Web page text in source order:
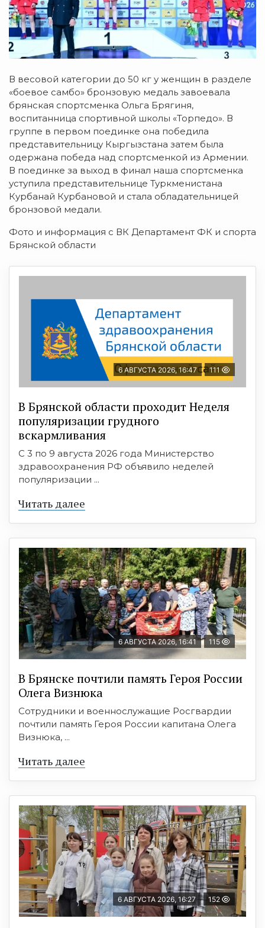
В весовой категории до 50 кг у женщин в разделе
«боевое самбо» бронзовую медаль завоевала
брянская спортсменка Ольга Брягиня,
воспитанница спортивной школы «Торпедо». В
группе в первом поединке она победила
представительницу Кыргызстана затем была
одержана победа над спортсменкой из Армении.
В поединке за выход в финал наша спортсменка
уступила представительнице Туркменистана
Курбанай Курбановой и стала обладательницей
бронзовой медали.
Фото и информация с ВК Департамент ФК и спорта
Брянской области
6 АВГУСТА 2026, 16:47 111
В Брянской области проходит Неделя
популяризации грудного
вскармливания
С 3 по 9 августа 2026 года Министерство
здравоохранения РФ объявило неделей
популяризации ...
Читать далее
6 АВГУСТА 2026, 16:41 115
В Брянске почтили память Героя России
Олега Визнюка
Сотрудники и военнослужащие Росгвардии
почтили память Героя России капитана Олега
Визнюка, ...
Читать далее
6 АВГУСТА 2026, 16:27 152